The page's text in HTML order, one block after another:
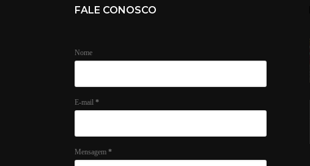
FALE CONOSCO
Nome
E-mail *
Mensagem *